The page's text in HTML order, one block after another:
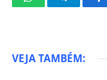
WhatsAppTelegram
VEJA TAMBÉM: